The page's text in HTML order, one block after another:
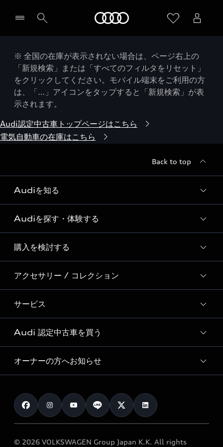
※ 全国の在庫が表示されない場合は、ページ右上の
「新規検索」または「すべてのフィルタをリセット」
をクリックしてください。モバイル端末をご利用の方
は、「…」アイコンをタップすると「新規検索」が表
示されます。
Audi認定中古車トップページはこちら
電気自動車の在庫はこちら
Back to top
Audiを知る
Audi ブランド
Story of Progress
Audi Sport
Formula 1®
デジタルサービス
Audiを探す・体験する
ディーラー検索
新車在庫検索
試乗車・展示車検索
見積り依頼
試乗予約
購入を検討する
モデル一覧
特別仕様モデル / 限定モデル
e-tronラインアップ
価格シミュレーション
車両比較
カタログ一覧
アクセサリー / コレクション
純正アクセサリー
オンラインショップ
Audi collection
アウディナビアプリ
サービス
サービス入庫予約
サービスプログラム
メンテナンス
車検 / 定期点検
e-tronアフターサポート
Audi 認定中古車を買う
Audi認定中古車
クオリティ
保証
メンテナンス
オーナーの方へお知らせ
お知らせ
オーナー様向けキャンペーン
© 2026 VOLKSWAGEN Group Japan K.K. All rights